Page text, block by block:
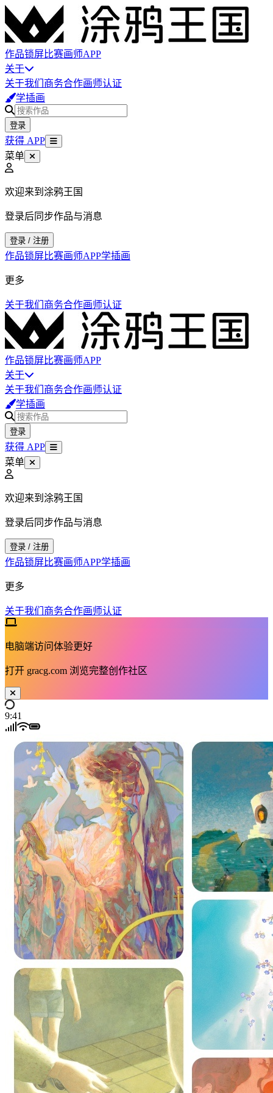
作品锁屏比赛画师APP
关于
关于我们 商务合作画师认证
学插画
登录
获得 APP
菜单
欢迎来到涂鸦王国
登录后同步作品与消息
登录 / 注册
作品锁屏比赛画师APP学插画
更多
关于我们 商务合作画师认证
作品锁屏比赛画师APP
关于
关于我们 商务合作画师认证
学插画
登录
获得 APP
菜单
欢迎来到涂鸦王国
登录后同步作品与消息
登录 / 注册
作品锁屏比赛画师APP学插画
更多
关于我们 商务合作画师认证
电脑端访问体验更好
打开 gracg.com 浏览完整创作社区
9:41